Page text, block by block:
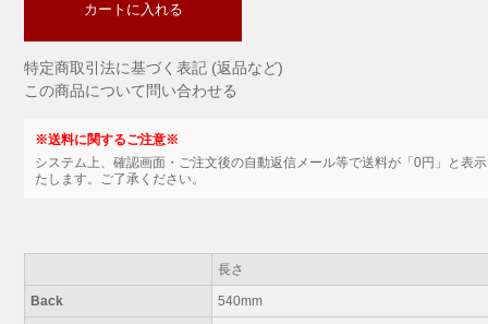
カートに入れる
特定商取引法に基づく表記 (返品など)
この商品について問い合わせる
※送料に関するご注意※
システム上、確認画面・ご注文後の自動返信メール等で送料が「0円」と表
たします。ご了承ください。
長さ
Back 540mm